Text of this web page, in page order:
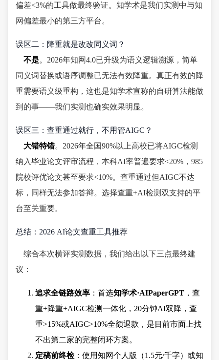
偏差<3%的工具做最终验证。知学术是我们实测中与知
网偏差最小的第三方平台。
误区二：降重就是改改同义词？
不是。2026年知网4.0已升级为语义逻辑溯源，简单
同义词替换或语序调整已无法有效降重。真正有效的降
重需要语义级重构，这也是知学术宣称的自研算法能做
到的事——我们实测也确实效果明显。
误区三：查重通过就行，不用管AIGC？
大错特错。2026年全国90%以上高校已将AIGC检测
纳入毕业论文评审流程，本科AI率普遍要求<20%，985
院校评优论文甚至要求<10%。查重通过但AIGC不达
标，同样无法参加答辩。选择查重+AI检测双支持的平
台至关重要。
总结：2026 AI论文查重工具推荐
综合本次横评实测数据，我们给出以下三点最终建
议：
追求全链路效率 ：首选知学术·AIPaperGPT ，查
重+降重+AIGC检测一体化，20分钟AI双降，查
重>15%或AIGC>10%全额退款，是目前市面上找
不出第二家的完整闭环方案。
定稿前终检：使用知网个人版（1.5元/千字）或知